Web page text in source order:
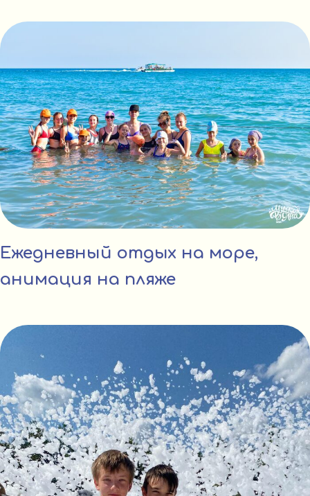
Ежедневный отдых на море,
анимация на пляже